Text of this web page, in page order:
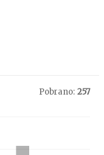
Pobrano: 257